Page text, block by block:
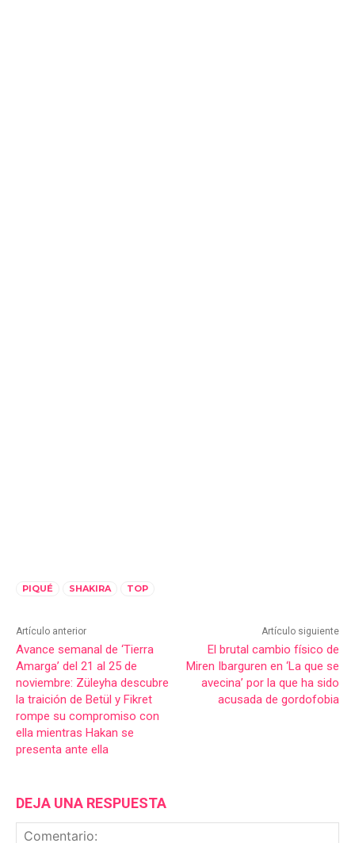
PIQUÉ SHAKIRA TOP
Artículo anterior
Avance semanal de ‘Tierra
Amarga’ del 21 al 25 de
noviembre: Züleyha descubre
la traición de Betül y Fikret
rompe su compromiso con
ella mientras Hakan se
presenta ante ella
Artículo siguiente
El brutal cambio físico de
Miren Ibarguren en ‘La que se
avecina’ por la que ha sido
acusada de gordofobia
DEJA UNA RESPUESTA